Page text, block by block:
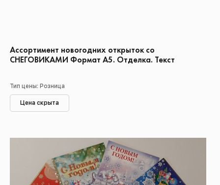
Ассортимент новогодних открыток со
СНЕГОВИКАМИ Формат А5. Отделка. Текст
Тип цены: Розница
Цена скрыта